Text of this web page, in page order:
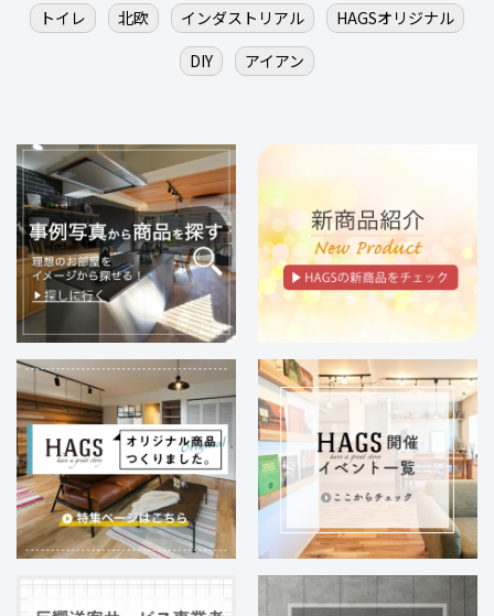
トイレ
北欧 インダストリアル
HAGSオリジナル
DIY
アイアン